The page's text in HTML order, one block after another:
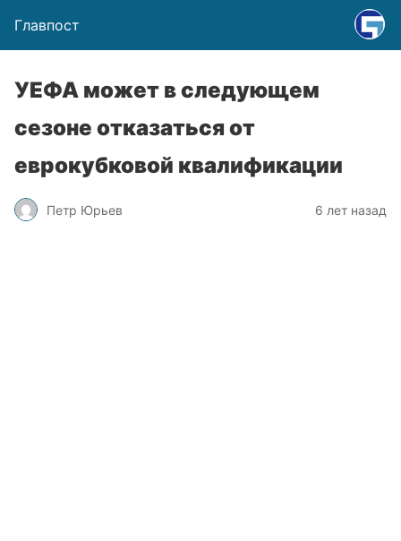
Главпост
УЕФА может в следующем
сезоне отказаться от
еврокубковой квалификации
Петр Юрьев 6 лет назад